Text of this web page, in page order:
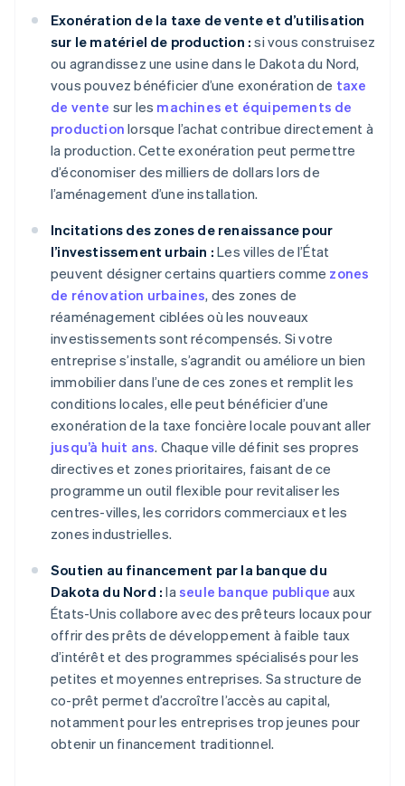
Exonération de la taxe de vente et d’utilisation
sur le matériel de production : si vous construisez
ou agrandissez une usine dans le Dakota du Nord,
vous pouvez bénéficier d’une exonération de taxe
de vente sur les machines et équipements de
production lorsque l’achat contribue directement à
la production. Cette exonération peut permettre
d’économiser des milliers de dollars lors de
l’aménagement d’une installation.
Incitations des zones de renaissance pour
l’investissement urbain : Les villes de l’État
peuvent désigner certains quartiers comme zones
de rénovation urbaines, des zones de
réaménagement ciblées où les nouveaux
investissements sont récompensés. Si votre
entreprise s’installe, s’agrandit ou améliore un bien
immobilier dans l’une de ces zones et remplit les
conditions locales, elle peut bénéficier d’une
exonération de la taxe foncière locale pouvant aller
jusqu’à huit ans. Chaque ville définit ses propres
directives et zones prioritaires, faisant de ce
programme un outil flexible pour revitaliser les
centres-villes, les corridors commerciaux et les
zones industrielles.
Soutien au financement par la banque du
Dakota du Nord : laseule banque publique aux
États-Unis collabore avec des prêteurs locaux pour
offrir des prêts de développement à faible taux
d’intérêt et des programmes spécialisés pour les
petites et moyennes entreprises. Sa structure de
co-prêt permet d’accroître l’accès au capital,
notamment pour les entreprises trop jeunes pour
obtenir un financement traditionnel.